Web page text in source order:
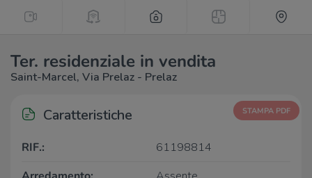
Ter. residenziale in vendita
Saint-Marcel, Via Prelaz - Prelaz
Caratteristiche STAMPA PDF
RIF.:
61198814